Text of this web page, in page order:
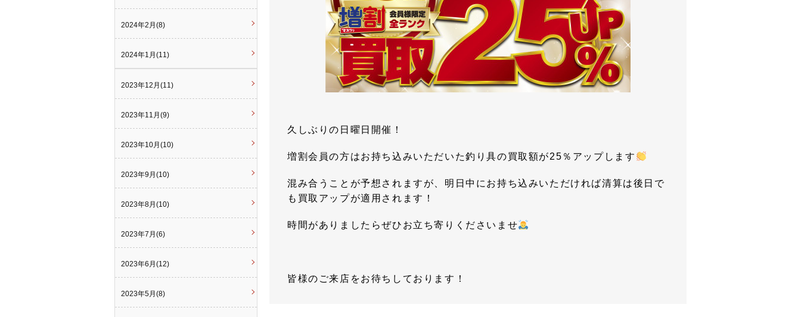
久しぶりの日曜日開催！
増割会員の方はお持ち込みいただいた釣り具の買取額が25％アップします
混み合うことが予想されますが、明日中にお持ち込みいただければ清算は後日で
も買取アップが適用されます！
時間がありましたらぜひお立ち寄りくださいませ
皆様のご来店をお待ちしております！
2024年2月(8)
2024年1月(11)
2023年12月(11)
2023年11月(9)
2023年10月(10)
2023年9月(10)
2023年8月(10)
2023年7月(6)
2023年6月(12)
2023年5月(8)